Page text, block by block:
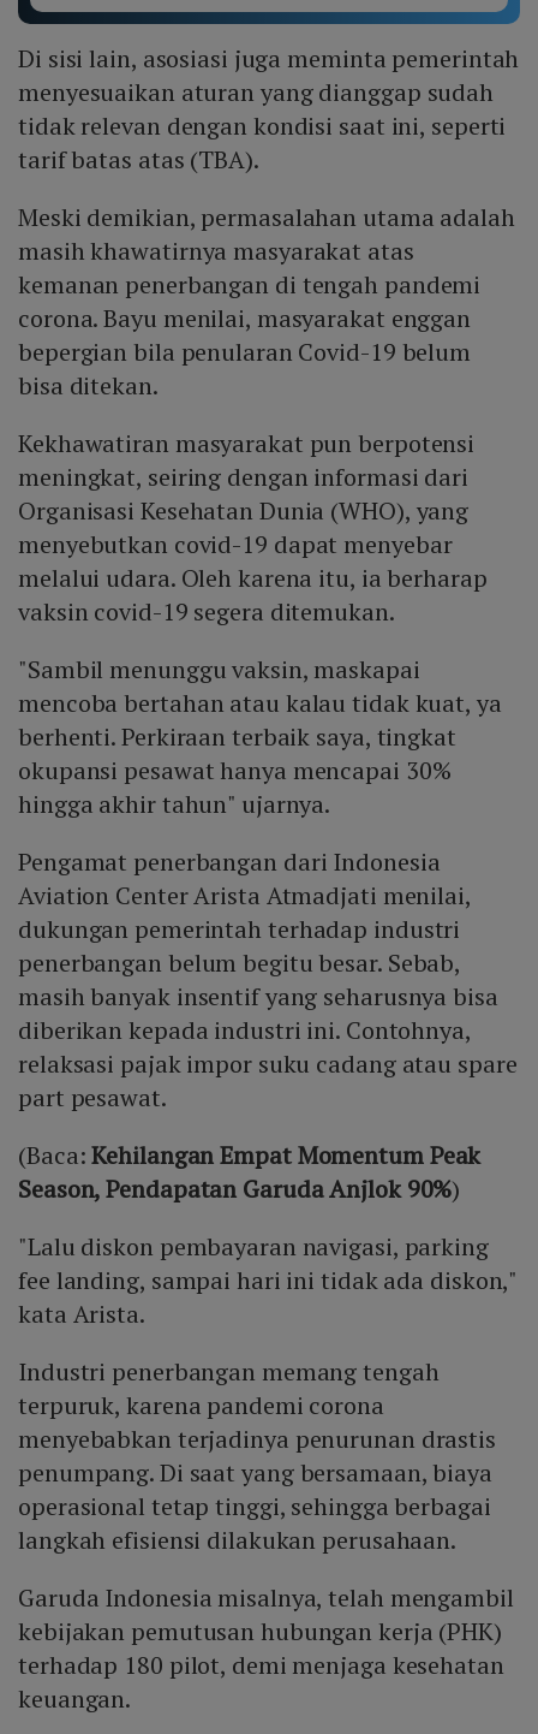
Di sisi lain, asosiasi juga meminta pemerintah
menyesuaikan aturan yang dianggap sudah
tidak relevan dengan kondisi saat ini, seperti
tarif batas atas (TBA).
Meski demikian, permasalahan utama adalah
masih khawatirnya masyarakat atas
kemanan penerbangan di tengah pandemi
corona. Bayu menilai, masyarakat enggan
bepergian bila penularan Covid-19 belum
bisa ditekan.
Kekhawatiran masyarakat pun berpotensi
meningkat, seiring dengan informasi dari
Organisasi Kesehatan Dunia (WHO), yang
menyebutkan covid-19 dapat menyebar
melalui udara. Oleh karena itu, ia berharap
vaksin covid-19 segera ditemukan.
"Sambil menunggu vaksin, maskapai
mencoba bertahan atau kalau tidak kuat, ya
berhenti. Perkiraan terbaik saya, tingkat
okupansi pesawat hanya mencapai 30%
hingga akhir tahun" ujarnya.
Pengamat penerbangan dari Indonesia
Aviation Center Arista Atmadjati menilai,
dukungan pemerintah terhadap industri
penerbangan belum begitu besar. Sebab,
masih banyak insentif yang seharusnya bisa
diberikan kepada industri ini. Contohnya,
relaksasi pajak impor suku cadang atau spare
part pesawat.
(Baca:Kehilangan Empat Momentum Peak
Season, Pendapatan Garuda Anjlok 90%)
"Lalu diskon pembayaran navigasi, parking
fee landing, sampai hari ini tidak ada diskon,"
kata Arista.
Industri penerbangan memang tengah
terpuruk, karena pandemi corona
menyebabkan terjadinya penurunan drastis
penumpang. Di saat yang bersamaan, biaya
operasional tetap tinggi, sehingga berbagai
langkah efisiensi dilakukan perusahaan.
Garuda Indonesia misalnya, telah mengambil
kebijakan pemutusan hubungan kerja (PHK)
terhadap 180 pilot, demi menjaga kesehatan
keuangan.